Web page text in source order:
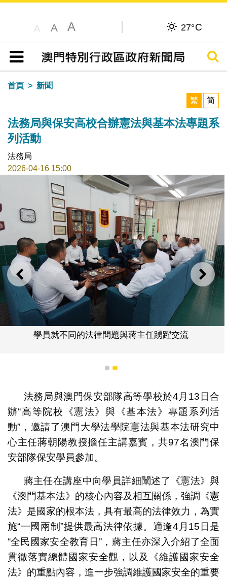
A A A 27°C
目錄
搜尋
首頁
新聞
繁
简
法務局與保安高校合辦憲法與基本法專題系
列活動
法務局
2026-04-16 15:00
上一則 下一
學員就不同的法律問題與蔣主任踴躍交流
1 2
法務局與澳門保安部隊高等學校於4月13日合
辦“高等院校《憲法》與《基本法》專題系列活
動”，邀請了澳門大學法學院憲法與基本法研究中
心主任蔣朝陽教授擔任主講嘉賓，共97名澳門保
安部隊保安學員參加。
蔣主任在講座中向學員詳細闡述了《憲法》與
《澳門基本法》的核心內容及相互關係，強調《憲
法》是國家的根本法，具有最高的法律效力，為實
施“一國兩制”提供最高法律依據。適逢4月15日是
“全民國家安全教育日”，蔣主任亦深入介紹了全面
貫徹落實總體國家安全觀，以及《維護國家安全
法》的重點內容，進一步強調維護國家安全的重要